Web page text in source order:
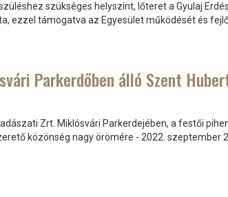
szükséges helyszínt, lőteret a Gyulaj
ezzel támogatva az Egyesület működését és
Parkerdőben álló Szent
Zrt. Miklósvári Parkerdejében, a festői
közönség nagy örömére - 2022. szeptember